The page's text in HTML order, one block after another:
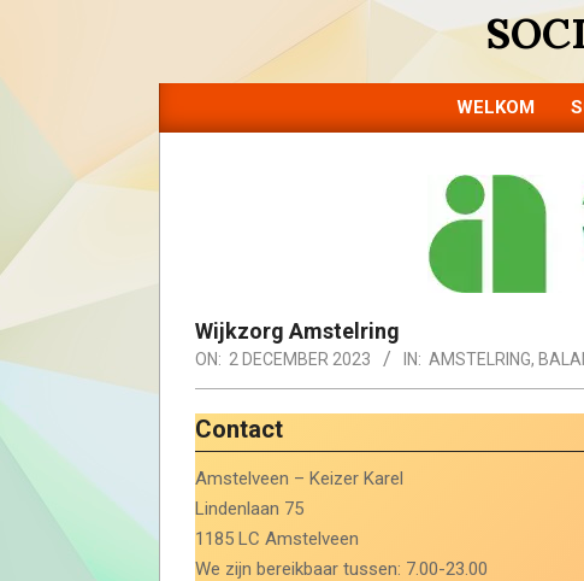
WELKOM
Wijkzorg Amstelring
ON: 2 DECEMBER 2023 IN: AMSTELRING,
Contact
Amstelveen – Keizer Karel
Lindenlaan 75
1185 LC Amstelveen
We zijn bereikbaar tussen: 7.00-23.00